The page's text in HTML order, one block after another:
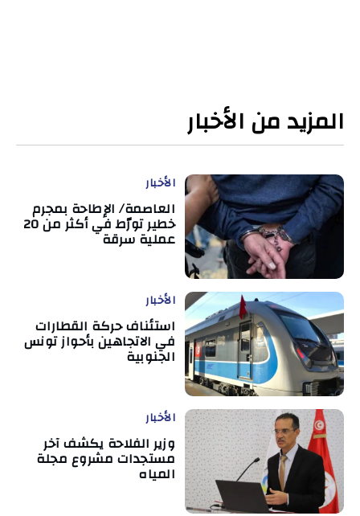
المزيد من الأخبار
الأخبار
العاصمة/ الإطاحة بمجرم
خطير تورّط في أكثر من 20
عملية سرقة
الأخبار
استئناف حركة القطارات
في الاتجاهين بأحواز تونس
الجنوبية
الأخبار
وزير الفلاحة يكشف آخر
مستجدات مشروع مجلة
المياه